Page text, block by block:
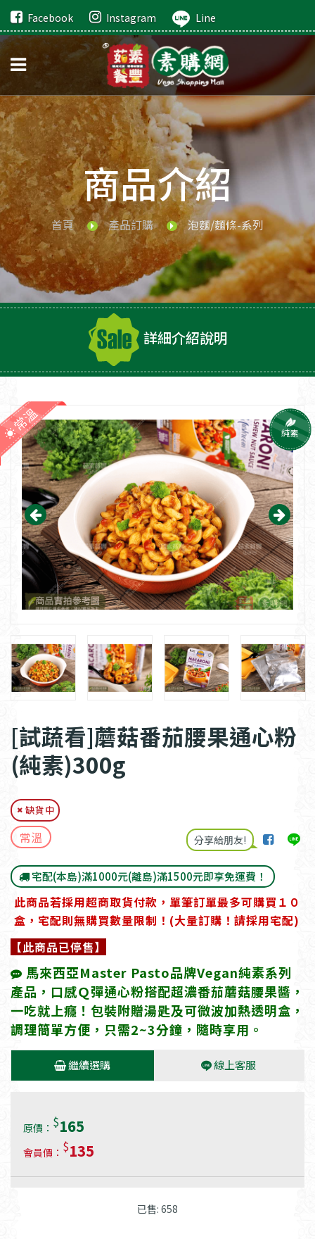
Facebook Instagram Line
商品介紹
首頁 產品訂購 泡麵/麵條-系列
詳細介紹說明
常溫 純素
[試蔬看]蘑菇番茄腰果通心粉
(純素)300g
缺貨中
常溫 分享給朋友!
宅配(本島)滿1000元(離島)滿1500元即享免運費！
此商品若採用超商取貨付款，單筆訂單最多可購買１０
盒，宅配則無購買數量限制！(大量訂購！請採用宅配)
【此商品已停售】
馬來西亞Master Pasto品牌Vegan純素系列
產品，口感Ｑ彈通心粉搭配超濃番茄蘑菇腰果醬，
一吃就上癮！包裝附贈湯匙及可微波加熱透明盒，
調理簡單方便，只需2~3分鐘，隨時享用。
繼續選購 線上客服
原價： $165
會員價： $135
已售: 658